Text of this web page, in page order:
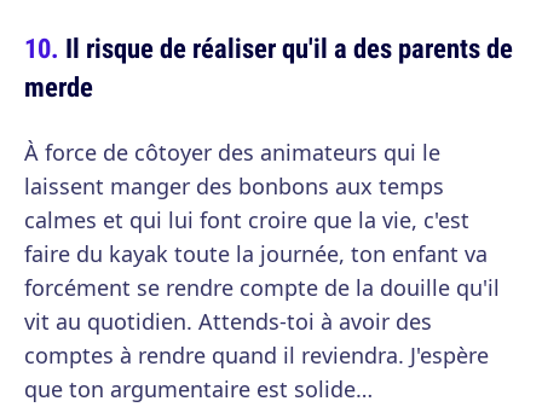
Il risque de réaliser qu'il a des parents de
merde
À force de côtoyer des animateurs qui le
laissent manger des bonbons aux temps
calmes et qui lui font croire que la vie, c'est
faire du kayak toute la journée, ton enfant va
forcément se rendre compte de la douille qu'il
vit au quotidien. Attends-toi à avoir des
comptes à rendre quand il reviendra. J'espère
que ton argumentaire est solide…